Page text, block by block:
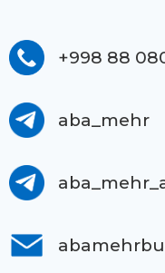
+998 88
aba_mehr